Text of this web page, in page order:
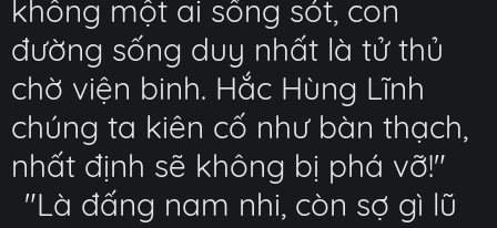
không một ai sống sót, con
đường sống duy nhất là tử thủ
chờ viện binh. Hắc Hùng Lĩnh
chúng ta kiên cố như bàn thạch,
nhất định sẽ không bị phá vỡ!"
"Là đấng nam nhi, còn sợ gì lũ